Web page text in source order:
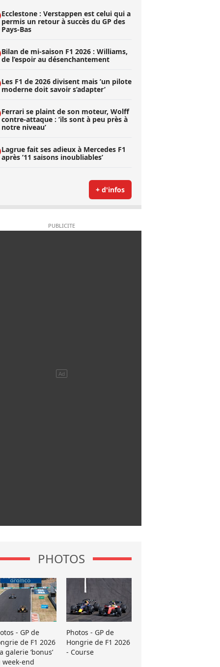
Ecclestone : Verstappen est celui qui a
permis un retour à succès du GP des
Pays-Bas
Bilan de mi-saison F1 2026 : Williams,
de l’espoir au désenchantement
Les F1 de 2026 divisent mais ’un pilote
moderne doit savoir s’adapter’
Ferrari se plaint de son moteur, Wolff
contre-attaque : ’ils sont à peu près à
notre niveau’
Lagrue fait ses adieux à Mercedes F1
après ’11 saisons inoubliables’
+ d'infos
PHOTOS
- GP de
de F1 2026
galerie ’bonus’
week-end
Photos - GP de
Hongrie de F1 2026
- Course